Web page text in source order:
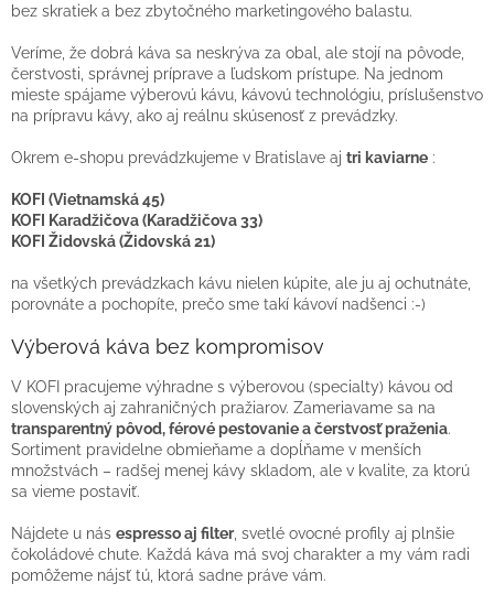
bez skratiek a bez zbytočného marketingového balastu.
Veríme, že dobrá káva sa neskrýva za obal, ale stojí na pôvode,
čerstvosti, správnej príprave a ľudskom prístupe. Na jednom
mieste spájame výberovú kávu, kávovú technológiu, príslušenstvo
na prípravu kávy, ako aj reálnu skúsenosť z prevádzky.
Okrem e-shopu prevádzkujeme v Bratislave aj tri kaviarne :
KOFI (Vietnamská 45)
KOFI Karadžičova (Karadžičova 33)
KOFI Židovská (Židovská 21)
na všetkých prevádzkach kávu nielen kúpite, ale ju aj ochutnáte,
porovnáte a pochopíte, prečo sme takí kávoví nadšenci :-)
Výberová káva bez kompromisov
V KOFI pracujeme výhradne s výberovou (specialty) kávou od
slovenských aj zahraničných pražiarov. Zameriavame sa na
transparentný pôvod, férové pestovanie a čerstvosť praženia.
Sortiment pravidelne obmieňame a dopĺňame v menších
množstvách – radšej menej kávy skladom, ale v kvalite, za ktorú
sa vieme postaviť.
Nájdete u nás espresso aj filter, svetlé ovocné profily aj plnšie
čokoládové chute. Každá káva má svoj charakter a my vám radi
pomôžeme nájsť tú, ktorá sadne práve vám.